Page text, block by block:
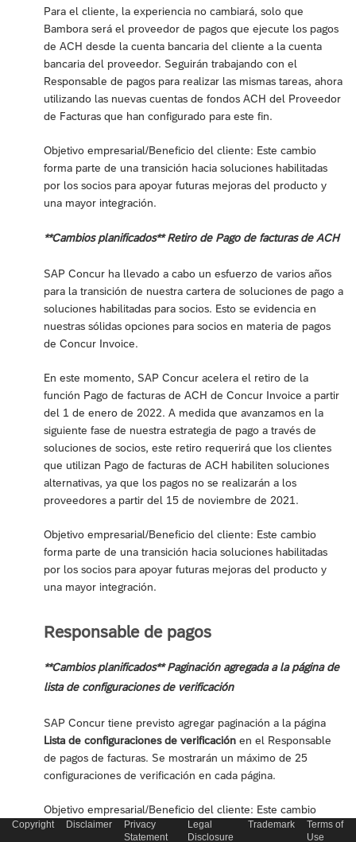
Para el cliente, la experiencia no cambiará, solo que
Bambora será el proveedor de pagos que ejecute los pagos
de ACH desde la cuenta bancaria del cliente a la cuenta
bancaria del proveedor. Seguirán trabajando con el
Responsable de pagos para realizar las mismas tareas, ahora
utilizando las nuevas cuentas de fondos ACH del Proveedor
de Facturas que han configurado para este fin.
Objetivo empresarial/Beneficio del cliente: Este cambio
forma parte de una transición hacia soluciones habilitadas
por los socios para apoyar futuras mejoras del producto y
una mayor integración.
**Cambios planificados** Retiro de Pago de facturas de ACH
SAP Concur ha llevado a cabo un esfuerzo de varios años
para la transición de nuestra cartera de soluciones de pago a
soluciones habilitadas para socios. Esto se evidencia en
nuestras sólidas opciones para socios en materia de pagos
de Concur Invoice.
En este momento, SAP Concur acelera el retiro de la
función Pago de facturas de ACH de Concur Invoice a partir
del 1 de enero de 2022. A medida que avanzamos en la
siguiente fase de nuestra estrategia de pago a través de
soluciones de socios, este retiro requerirá que los clientes
que utilizan Pago de facturas de ACH habiliten soluciones
alternativas, ya que los pagos no se realizarán a los
proveedores a partir del 15 de noviembre de 2021.
Objetivo empresarial/Beneficio del cliente: Este cambio
forma parte de una transición hacia soluciones habilitadas
por los socios para apoyar futuras mejoras del producto y
una mayor integración.
Responsable de pagos
**Cambios planificados** Paginación agregada a la página de
lista de configuraciones de verificación
SAP Concur tiene previsto agregar paginación a la página
Lista de configuraciones de verificación en el Responsable
de pagos de facturas. Se mostrarán un máximo de 25
configuraciones de verificación en cada página.
Objetivo empresarial/Beneficio del cliente: Este cambio
mejora el rendimiento de la página cuando se muestra un
Copyright Disclaimer
Privacy
Statement
Legal
Disclosure
Trademark
Terms of
Use